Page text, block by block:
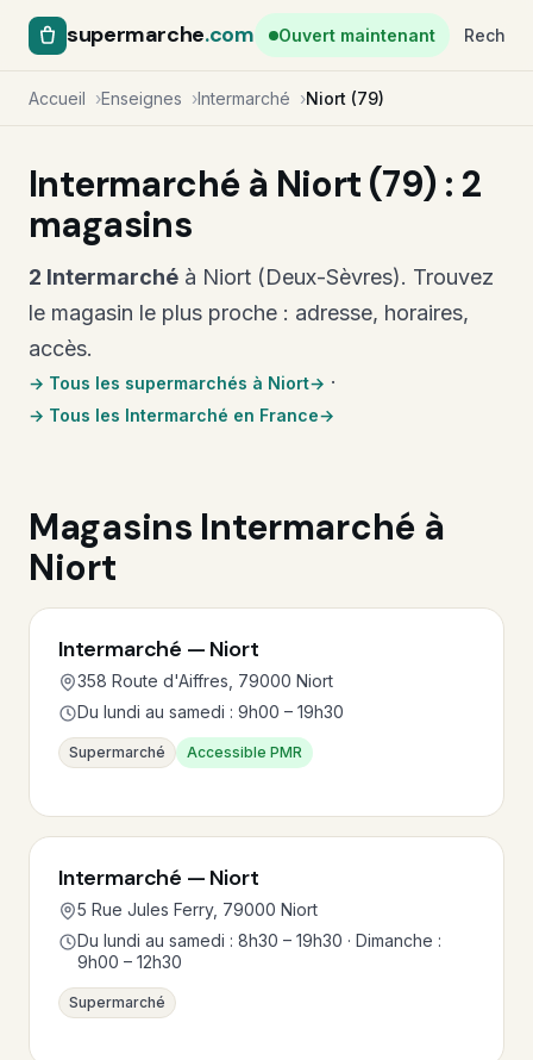
supermarche.com Ouvert maintenant
Accueil Enseignes Intermarché Niort (79)
Intermarché à Niort (79) : 2
magasins
2 Intermarché à Niort (Deux-Sèvres). Trouvez
le magasin le plus proche : adresse, horaires,
accès.
→ Tous les supermarchés à Niort ·
→ Tous les Intermarché en France
Magasins Intermarché à
Niort
Intermarché — Niort
358 Route d'Aiffres, 79000 Niort
Du lundi au samedi : 9h00 – 19h30
Supermarché Accessible PMR
Intermarché — Niort
5 Rue Jules Ferry, 79000 Niort
Du lundi au samedi : 8h30 – 19h30 · Dimanche :
9h00 – 12h30
Supermarché